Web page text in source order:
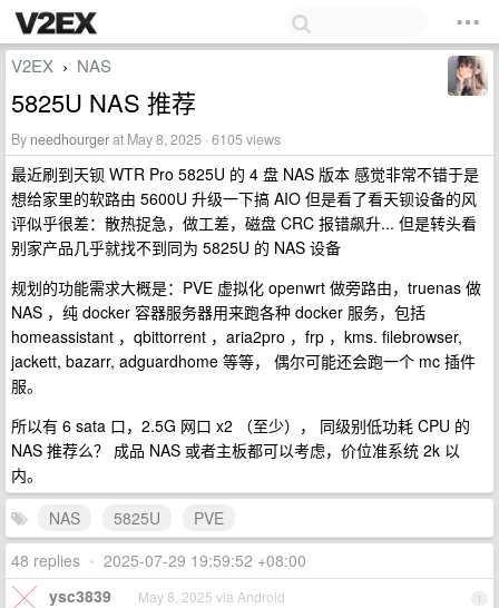
V2EX › NAS
5825U NAS 推荐
By needhourgerat May 8, 2025 · 6105 views
最近刷到天钡 WTR Pro 5825U 的 4 盘 NAS 版本 感觉非常不错于是
想给家里的软路由 5600U 升级一下搞 AIO 但是看了看天钡设备的风
评似乎很差：散热捉急，做工差，磁盘 CRC 报错飙升... 但是转头看
别家产品几乎就找不到同为 5825U 的 NAS 设备
规划的功能需求大概是：PVE 虚拟化 openwrt 做旁路由，truenas 做
NAS ，纯 docker 容器服务器用来跑各种 docker 服务，包括
homeassistant ，qbittorrent ，aria2pro ，frp ，kms. filebrowser,
jackett, bazarr, adguardhome 等等， 偶尔可能还会跑一个 mc 插件
服。
所以有 6 sata 口，2.5G 网口 x2 （至少）， 同级别低功耗 CPU 的
NAS 推荐么？ 成品 NAS 或者主板都可以考虑，价位准系统 2k 以
内。
NAS
5825U
PVE
48 replies • 2025-07-29 19:59:52 +08:00
1
ysc3839 May 8, 2025 via Android